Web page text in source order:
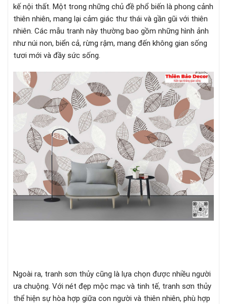
kế nội thất. Một trong những chủ đề phổ biến là phong cảnh
thiên nhiên, mang lại cảm giác thư thái và gần gũi với thiên
nhiên. Các mẫu tranh này thường bao gồm những hình ảnh
như núi non, biển cả, rừng rậm, mang đến không gian sống
tươi mới và đầy sức sống.
Ngoài ra, tranh sơn thủy cũng là lựa chọn được nhiều người
ưa chuộng. Với nét đẹp mộc mạc và tinh tế, tranh sơn thủy
thể hiện sự hòa hợp giữa con người và thiên nhiên, phù hợp